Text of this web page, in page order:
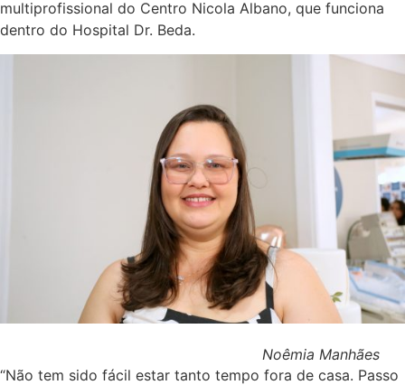
multiprofissional do Centro Nicola Albano, que funciona
dentro do Hospital Dr. Beda.
Noêmia Manhães
“Não tem sido fácil estar tanto tempo fora de casa. Passo